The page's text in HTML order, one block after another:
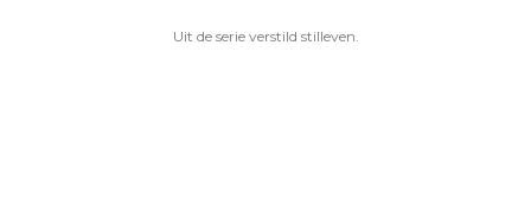
Uit de serie verstild stilleven.